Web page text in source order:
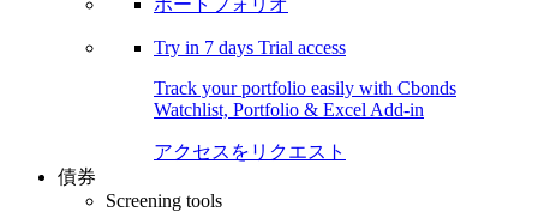
ポートフォリオ
Try in 7 days Trial access
Track your portfolio easily with Cbonds
Watchlist, Portfolio & Excel Add-in
アクセスをリクエスト
債券
Screening tools